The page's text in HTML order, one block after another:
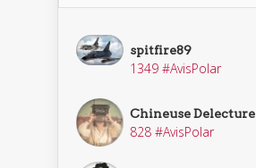
spitfire89
1349 #AvisPolar
Chineuse Delecture
828 #AvisPolar